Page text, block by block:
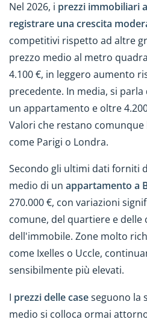
Nel 2026, i prezzi immobiliari
registrare una crescita
competitivi rispetto ad altre
prezzo medio al metro
4.100 €, in leggero aumento
precedente. In media, si parla
un appartamento e oltre
Valori che restano
come Parigi o Londra.
Secondo gli ultimi dati forniti
medio di un appartamento a
270.000 €, con variazioni
comune, del quartiere e
dell'immobile. Zone molto
come Ixelles o Uccle,
sensibilmente più elevati.
I prezzi delle caseseguono la
medio si colloca ormai